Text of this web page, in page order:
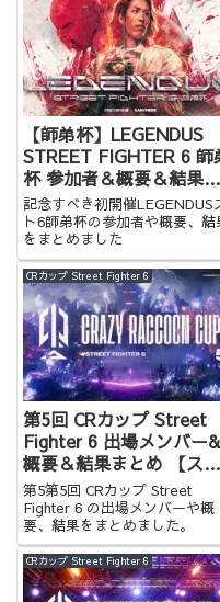
【師弟杯】LEGENDUS
STREET FIGHTER 6 師
杯 参加者＆概要＆結果ま
とめ【スト6】
記念すべき初開催LEGENDUS
ト6師弟杯の参加者や概要、結
をまとめました
CRカップ Street Fighter 6
第5回 CRカップ Street
Fighter 6 出場メンバー&
概要＆結果まとめ 【スト
6】
第5第5回 CRカップ Street
Fighter 6 の出場メンバーや概
要、結果をまとめました。
CRカップ Street Fighter 6